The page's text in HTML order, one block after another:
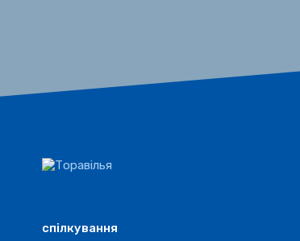
спілкування